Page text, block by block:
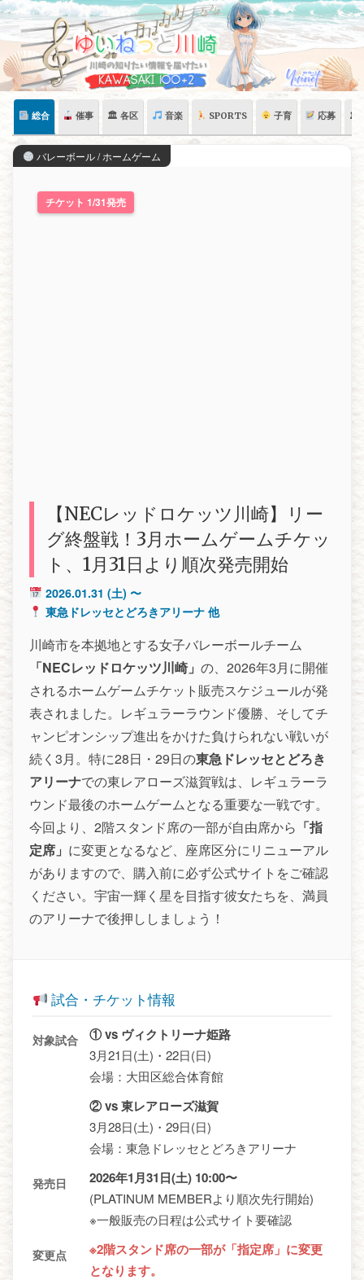
Skip
content
総合 催事 🏛 各区 音楽 SPORTS 子育 応募 🏛
バレーボール / ホームゲーム
チケット 1/31発売
【NECレッドロケッツ川崎】リー
グ終盤戦！3月ホームゲームチケッ
ト、1月31日より順次発売開始
2026.01.31 (土) 〜
東急ドレッセとどろきアリーナ 他
川崎市を本拠地とする女子バレーボールチーム
「NECレッドロケッツ川崎」 の、2026年3月に開催
されるホームゲームチケット販売スケジュールが発
表されました。レギュラーラウンド優勝、そしてチ
ャンピオンシップ進出をかけた負けられない戦いが
続く3月。特に28日・29日の東急ドレッセとどろき
アリーナでの東レアローズ滋賀戦は、レギュラーラ
ウンド最後のホームゲームとなる重要な一戦です。
今回より、2階スタンド席の一部が自由席から 「指
定席」 に変更となるなど、座席区分にリニューアル
がありますので、購入前に必ず公式サイトをご確認
ください。宇宙一輝く星を目指す彼女たちを、満員
のアリーナで後押ししましょう！
試合・チケット情報
対象試合 ① vs ヴィクトリーナ姫路
3月21日(土)・22日(日)
会場：大田区総合体育館
② vs 東レアローズ滋賀
3月28日(土)・29日(日)
会場：東急ドレッセとどろきアリーナ
発売日 2026年1月31日(土) 10:00〜
(PLATINUM MEMBERより順次先行開始)
※一般販売の日程は公式サイト要確認
変更点
※2階スタンド席の一部が「指定席」に変更
となります。